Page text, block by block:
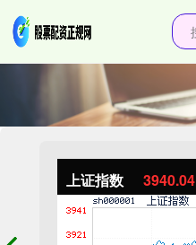
上证指数 3940.04